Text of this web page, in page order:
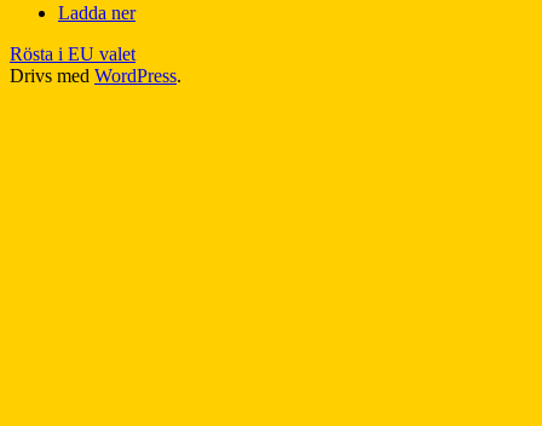
Ladda ner
Rösta i EU valet
Drivs med WordPress.